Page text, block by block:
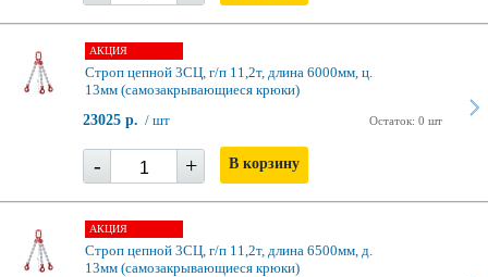
АКЦИЯ
Строп цепной 3СЦ, г/п 11,2т, длина 6000мм, ц.
13мм (самозакрывающиеся крюки)
Остаток: 0 шт
23025 р. / шт
- + В корзину
АКЦИЯ
Строп цепной 3СЦ, г/п 11,2т, длина 6500мм, д.
13мм (самозакрывающиеся крюки)